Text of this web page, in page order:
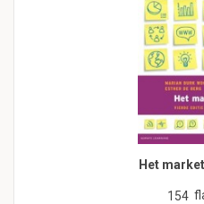
Het
154